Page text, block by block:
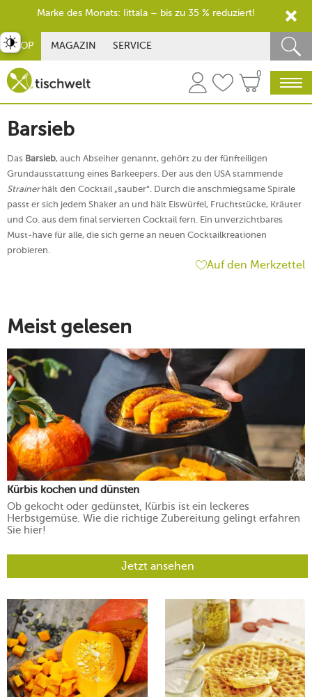
SHOP MAGAZIN SERVICE
0
Barsieb
Das Barsieb, auch Abseiher genannt, gehört zu der fünfteiligen
Grundausstattung eines Barkeepers. Der aus den USA stammende
Strainerhält den Cocktail „sauber“. Durch die anschmiegsame Spirale
passt er sich jedem Shaker an und hält Eiswürfel, Fruchtstücke, Kräuter
und Co. aus dem final servierten Cocktail fern. Ein unverzichtbares
Must-have für alle, die sich gerne an neuen Cocktailkreationen
probieren.
Auf den Merkzettel
Meist gelesen
Kürbis kochen und dünsten
Ob gekocht oder gedünstet, Kürbis ist ein leckeres
Herbstgemüse. Wie die richtige Zubereitung gelingt erfahren
Sie hier!
Jetzt ansehen
umschalten
Marke des Monats: Iittala – bis zu 35 % reduziert!